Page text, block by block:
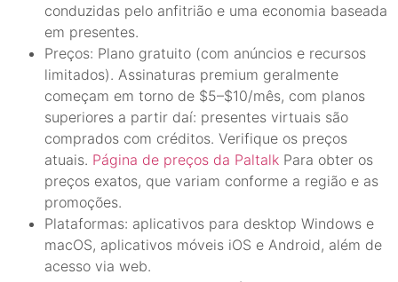
conduzidas pelo anfitrião e uma economia baseada
em presentes.
Preços: Plano gratuito (com anúncios e recursos
limitados). Assinaturas premium geralmente
começam em torno de $5–$10/mês, com planos
superiores a partir daí: presentes virtuais são
comprados com créditos. Verifique os preços
atuais. Página de preços da Paltalk Para obter os
preços exatos, que variam conforme a região e as
promoções.
Plataformas: aplicativos para desktop Windows e
macOS, aplicativos móveis iOS e Android, além de
acesso via web.